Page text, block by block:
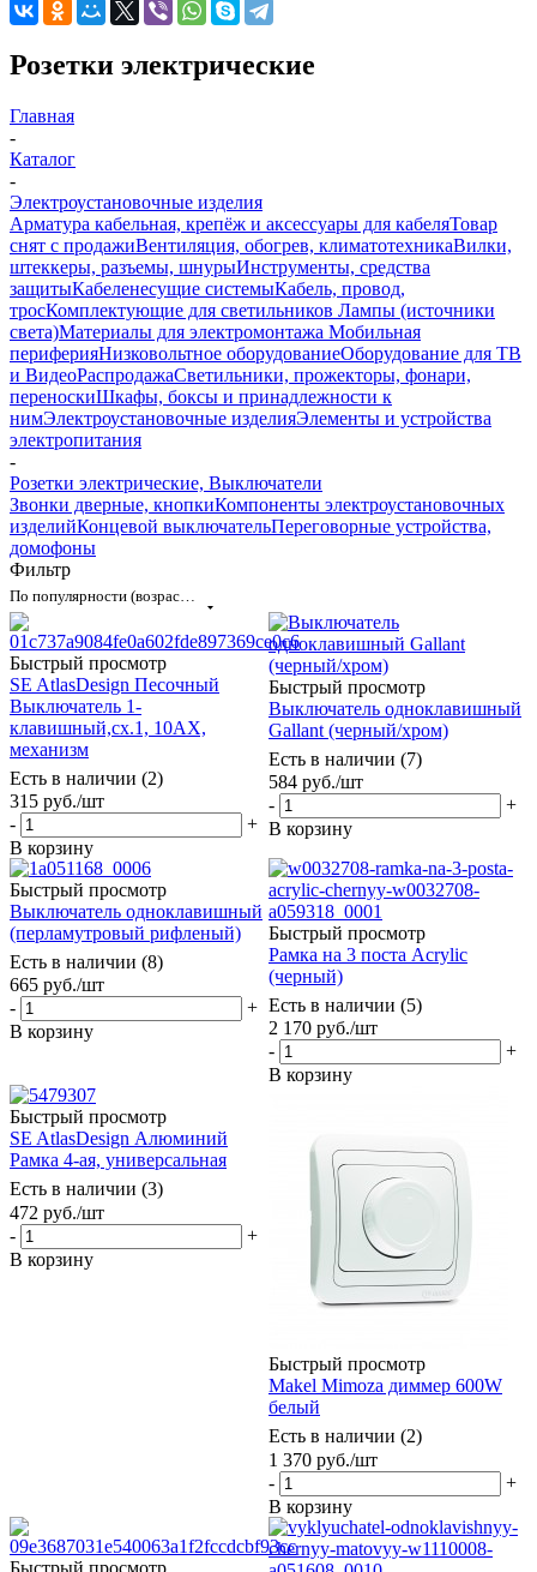
Розетки электрические
Главная
-
Каталог
-
Электроустановочные изделия
Арматура кабельная, крепёж и аксессуары для кабеляТовар
снят с продажиВентиляция, обогрев, климатотехникаВилки,
штеккеры, разъемы, шнурыИнструменты, средства
защитыКабеленесущие системыКабель, провод,
тросКомплектующие для светильников Лампы (источники
света)Материалы для электромонтажа Мобильная
периферияНизковольтное оборудованиеОборудование для ТВ
и ВидеоРаспродажаСветильники, прожекторы, фонари,
переноскиШкафы, боксы и принадлежности к
нимЭлектроустановочные изделияЭлементы и устройства
электропитания
-
Розетки электрические, Выключатели
Звонки дверные, кнопкиКомпоненты электроустановочных
изделийКонцевой выключательПереговорные устройства,
домофоны
Фильтр
Быстрый просмотр
SE AtlasDesign Песочный
Выключатель 1-
клавишный,сх.1, 10АХ,
механизм
Есть в наличии (2)
315 руб./шт
-
+
В корзину
Быстрый просмотр
Выключатель одноклавишный
Gallant (черный/хром)
Есть в наличии (7)
584 руб./шт
-
+
В корзину
Быстрый просмотр
Выключатель одноклавишный
(перламутровый рифленый)
Есть в наличии (8)
665 руб./шт
-
+
В корзину
Быстрый просмотр
Рамка на 3 поста Acrylic
(черный)
Есть в наличии (5)
2 170 руб./шт
-
+
В корзину
Быстрый просмотр
SE AtlasDesign Алюминий
Рамка 4-ая, универсальная
Есть в наличии (3)
472 руб./шт
-
+
В корзину
Быстрый просмотр
Makel Mimoza диммер 600W
белый
Есть в наличии (2)
1 370 руб./шт
-
+
В корзину
Быстрый просмотр